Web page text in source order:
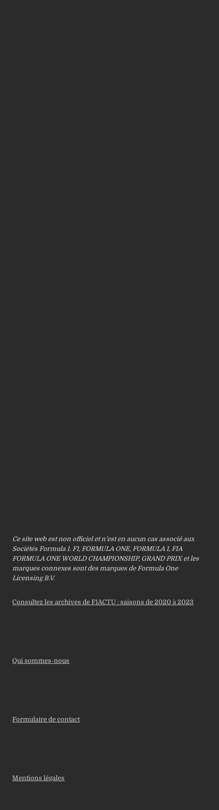
Ce site web est non officiel et n’est en aucun cas associé aux
Sociétés Formula 1. F1, FORMULA ONE, FORMULA 1, FIA
FORMULA ONE WORLD CHAMPIONSHIP, GRAND PRIX et les
marques connexes sont des marques de Formula One
Licensing B.V.
Consultez les archives de F1ACTU : saisons de 2020 à 2023
Qui sommes-nous
Formulaire de contact
Mentions légales